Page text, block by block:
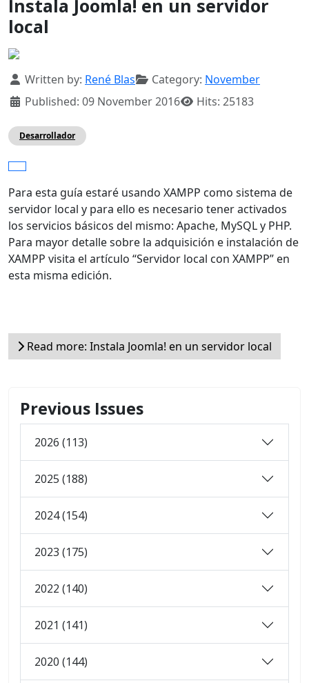
Instala Joomla! en un servidor
local
Details
Written by: René Blas Category: November
Published: 09 November 2016
Hits: 25183
Desarrollador
Para esta guía estaré usando XAMPP como sistema de
servidor local y para ello es necesario tener activados
los servicios básicos del mismo: Apache, MySQL y PHP.
Para mayor detalle sobre la adquisición e instalación de
XAMPP visita el artículo “Servidor local con XAMPP” en
esta misma edición.
Read more: Instala Joomla! en un servidor local
Previous Issues
2026 (113)
2025 (188)
2024 (154)
2023 (175)
2022 (140)
2021 (141)
2020 (144)